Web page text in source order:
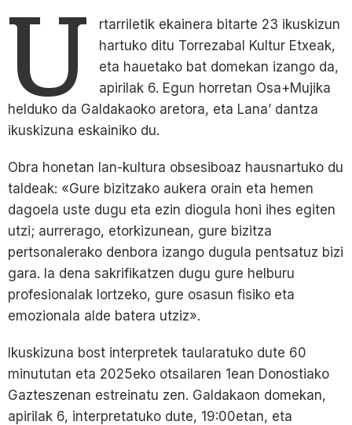
U
rtarriletik ekainera bitarte 23 ikuskizun
hartuko ditu Torrezabal Kultur Etxeak,
eta hauetako bat domekan izango da,
apirilak 6. Egun horretan Osa+Mujika
helduko da Galdakaoko aretora, eta Lana’ dantza
ikuskizuna eskainiko du.
Obra honetan lan-kultura obsesiboaz hausnartuko du
taldeak: «Gure bizitzako aukera orain eta hemen
dagoela uste dugu eta ezin diogula honi ihes egiten
utzi; aurrerago, etorkizunean, gure bizitza
pertsonalerako denbora izango dugula pentsatuz bizi
gara. Ia dena sakrifikatzen dugu gure helburu
profesionalak lortzeko, gure osasun fisiko eta
emozionala alde batera utziz».
Ikuskizuna bost interpretek taularatuko dute 60
minututan eta 2025eko otsailaren 1ean Donostiako
Gazteszenan estreinatu zen. Galdakaon domekan,
apirilak 6, interpretatuko dute, 19:00etan, eta